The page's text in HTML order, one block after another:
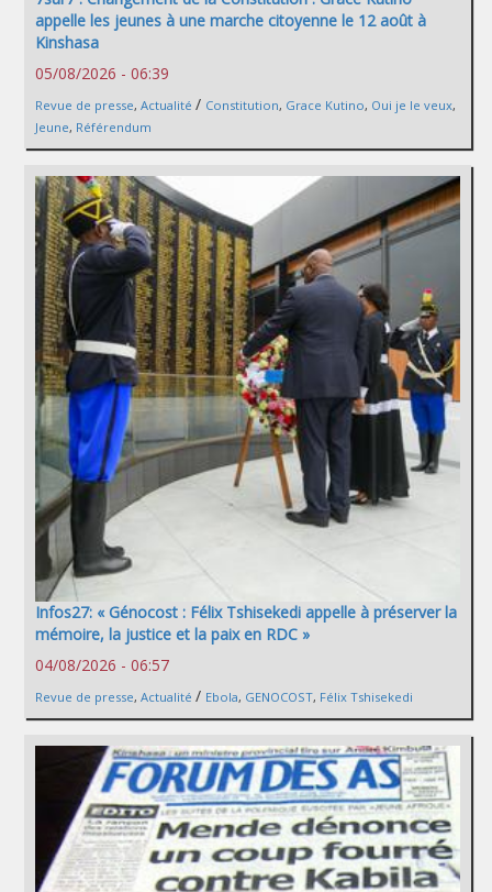
appelle les jeunes à une marche citoyenne le 12 août à
Kinshasa
05/08/2026 - 06:39
Revue de presse, Actualité / Constitution, Grace Kutino, Oui je le veux,
Jeune, Référendum
Infos27: « Génocost : Félix Tshisekedi appelle à préserver la
mémoire, la justice et la paix en RDC »
04/08/2026 - 06:57
Revue de presse, Actualité / Ebola, GENOCOST, Félix Tshisekedi